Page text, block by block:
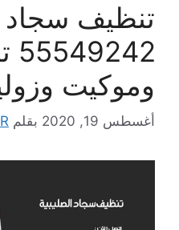
تنظيف سجاد
وموكيت
أغسطس 19, 2020 بقلم